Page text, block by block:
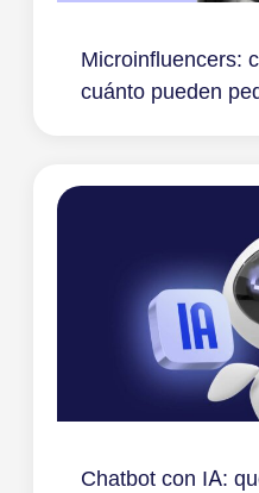
Microinfluencers:
cuánto pueden
Chatbot con IA: